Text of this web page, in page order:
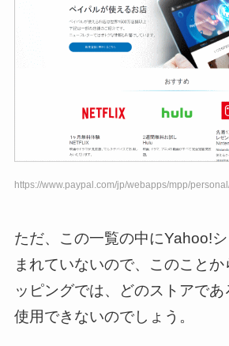
https://www.paypal.com/jp/webapps/mpp/
ただ、この一覧の中にYahoo!
まれていないので、このことか
ッピングでは、どのストアで
使用できないのでしょう。